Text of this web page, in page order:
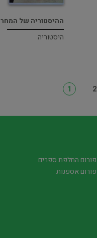
ההיסטוריה של המחר
היסטוריה
1 2
פורום החלפת ספרים
פורום אספנות